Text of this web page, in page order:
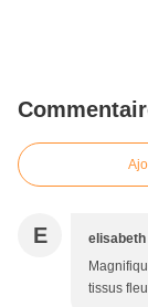
E elisabeth
tissus